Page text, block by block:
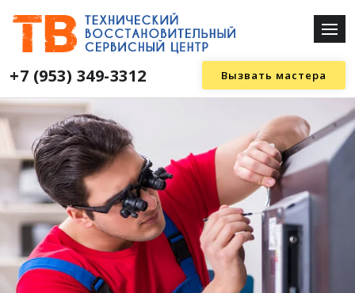
+7 (953) 349-3312 Вызвать мастера